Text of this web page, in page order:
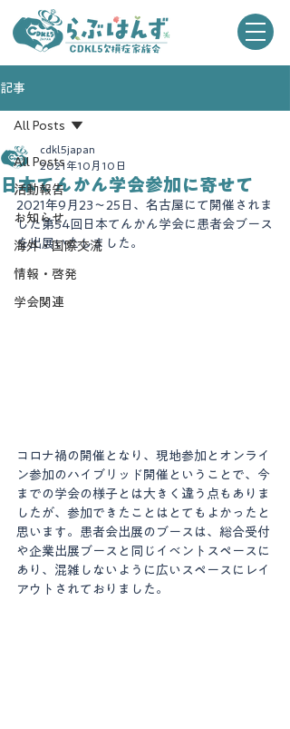
記事
All Posts
活動報告
お知らせ
海外・国際交流
情報・啓発
学会関連
All Posts
日本てんかん学会参加に寄せて
cdkl5japan
2021年10月10日
2021年9月23～25日、名古屋にて開催されま
した第54回日本てんかん学会に患者会ブース
を出展いたしました。
コロナ禍の開催となり、現地参加とオンライ
ン参加のハイブリッド開催ということで、今
までの学会の様子とは大きく違う点もありま
したが、参加できたことはとてもよかったと
思います。患者会出展のブースは、総合受付
や企業出展ブースと同じイベントスペースに
あり、混雑しないように広いスペースにレイ
アウトされておりました。